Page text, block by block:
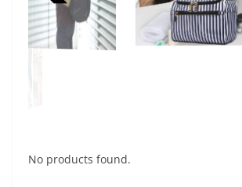
No products found.